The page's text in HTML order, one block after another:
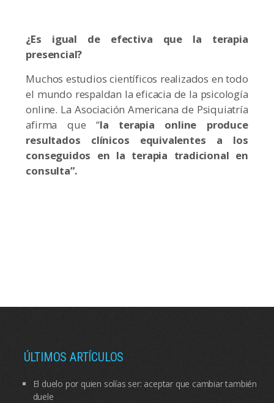
¿Es igual de efectiva que la terapia
presencial?
Muchos estudios científicos realizados en todo
el mundo respaldan la eficacia de la psicología
online. La Asociación Americana de Psiquiatría
afirma que “la terapia online produce
resultados clínicos equivalentes a los
conseguidos en la terapia tradicional en
consulta”.
ÚLTIMOS ARTÍCULOS
El duelo por quien solías ser: aceptar que cambiar también
duele